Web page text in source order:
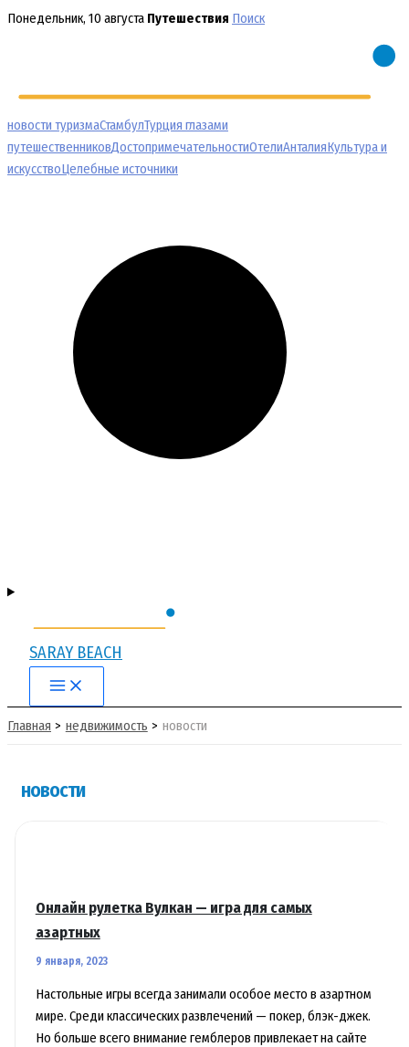
Перейти
Понедельник, 10 августа Путешествия Поиск
новости туризмаСтамбулТурция глазами
путешественниковДостопримечательностиОтелиАнталияКультура и
искусствоЦелебные источники
SARAY BEACH
Main
Menu
Главная недвижимость новости
новости
Онлайн рулетка Вулкан — игра для самых
азартных
9 января, 2023
Настольные игры всегда занимали особое место в азартном
мире. Среди классических развлечений — покер, блэк-джек.
Но больше всего внимание гемблеров привлекает на сайте